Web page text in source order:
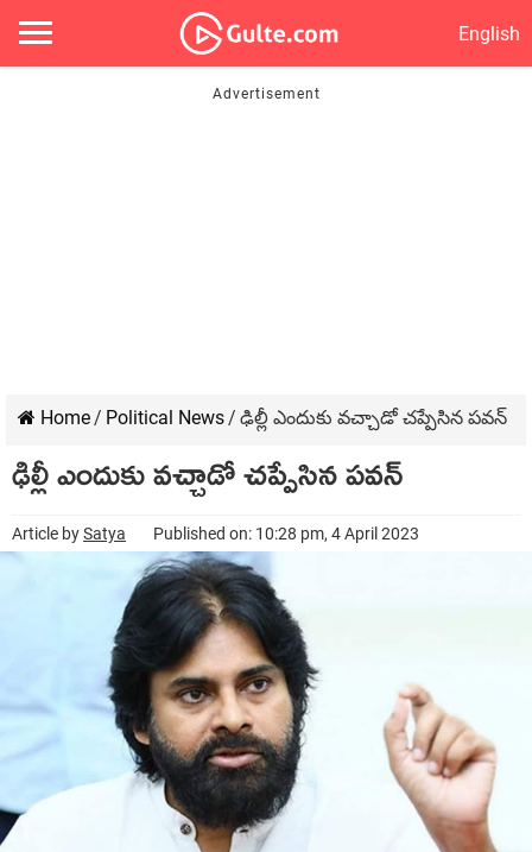
English
Home/ Political News/ ఢిల్లీ ఎందుకు వచ్చాడో చప్పేసిన పవన్
ఢిల్లీ ఎందుకు వచ్చాడో చప్పేసిన పవన్
Article bySatya Published on: 10:28 pm, 4 April 2023